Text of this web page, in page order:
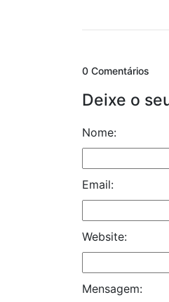
0 Comentários
Deixe o
Nome:
Email:
Website:
Mensagem: